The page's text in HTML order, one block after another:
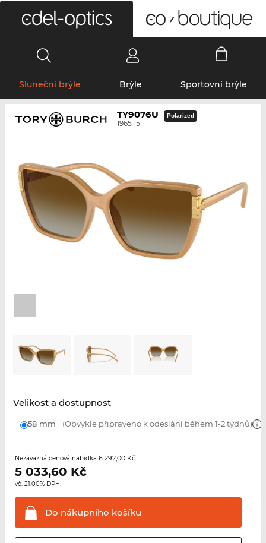
Sluneční brýle Brýle Sportovní brýle
TY9076U
1965T5
Polarized
Velikost a dostupnost
58 mm (Obvykle připraveno k odeslání během 1-2 týdnů)
Nezávazná cenová nabídka 6 292,00 Kč
5 033,60 Kč
vč. 21.00% DPH.
Do nákupního košíku